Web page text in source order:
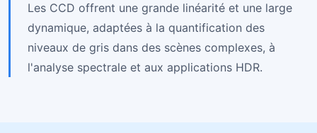
Les CCD offrent une grande linéarité et une large
dynamique, adaptées à la quantification des
niveaux de gris dans des scènes complexes, à
l'analyse spectrale et aux applications HDR.